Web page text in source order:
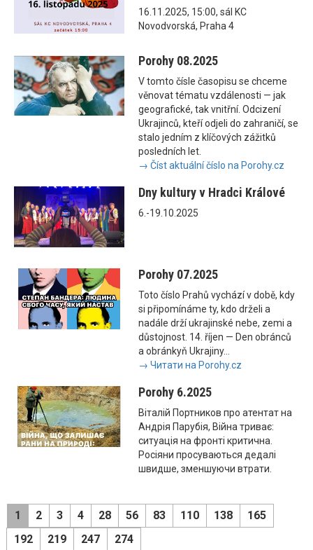
16.11.2025, 15:00, sál KC
Novodvorská, Praha 4
Porohy 08.2025
V tomto čísle časopisu se chceme
věnovat tématu vzdálenosti — jak
geografické, tak vnitřní. Odcizení
Ukrajinců, kteří odjeli do zahraničí, se
stalo jedním z klíčových zážitků
posledních let.
→ Číst aktuální číslo na Porohy.cz
Dny kultury v Hradci Králové
6.-19.10.2025
Porohy 07.2025
Toto číslo Prahů vychází v době, kdy
si připomínáme ty, kdo drželi a
nadále drží ukrajinské nebe, zemi a
důstojnost. 14. říjen — Den obránců
a obránkyň Ukrajiny...
→ Читати на Porohy.cz
Porohy 6.2025
Віталій Портников про атентат на
Андрія Парубія, Війна триває:
ситуація на фронті критична.
Росіяни просуваються дедалі
швидше, зменшуючи втрати.
1 2 3 4 28 56 83 110 138
165
192
219 247 274